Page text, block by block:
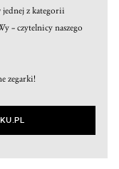
jednej z kategorii
– czytelnicy naszego
zegarki!